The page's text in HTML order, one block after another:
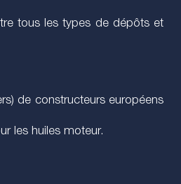
tous les types de dépôts et
de constructeurs européens
les huiles moteur.